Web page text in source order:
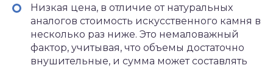
Низкая цена, в отличие от натуральных
аналогов стоимость искусственного камня в
несколько раз ниже. Это немаловажный
фактор, учитывая, что объемы достаточно
внушительные, и сумма может составлять